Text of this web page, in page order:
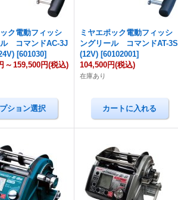
ク電動フィッシ
ル コマンドAC-3J
[601030]
～ 159,500円(税込)
ミヤエポック電動フィッシ
ングリール コマンドAT-3S
(12V) [60102001]
104,500円(税込)
在庫あり